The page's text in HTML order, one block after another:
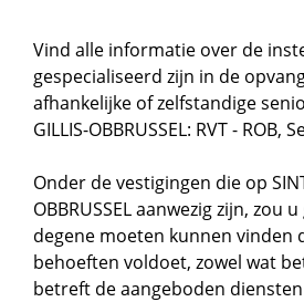
Vind alle informatie over de
gespecialiseerd zijn in de
afhankelijke of zelfstandige
GILLIS-OBBRUSSEL: RVT - ROB,
Onder de vestigingen die op
OBBRUSSEL aanwezig zijn, zou
degene moeten kunnen vinden
behoeften voldoet, zowel wat
betreft de aangeboden